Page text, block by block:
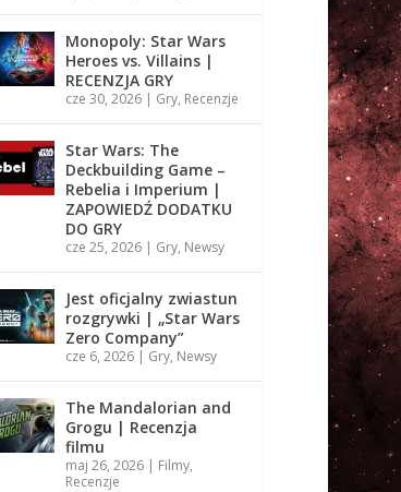
Monopoly: Star Wars
Heroes vs. Villains |
RECENZJA GRY
cze 30, 2026 | Gry, Recenzje
Star Wars: The
Deckbuilding Game –
Rebelia i Imperium |
ZAPOWIEDŹ DODATKU
DO GRY
cze 25, 2026 | Gry, Newsy
Jest oficjalny zwiastun
rozgrywki | „Star Wars
Zero Company”
cze 6, 2026 | Gry, Newsy
The Mandalorian and
Grogu | Recenzja
filmu
maj 26, 2026 | Filmy,
Recenzje